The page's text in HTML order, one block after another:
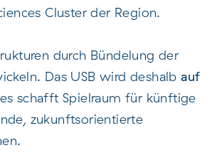
Cluster der Region.
durch Bündelung der
Das USB wird deshalbauf
schafft Spielraum für künftige
zukunftsorientierte